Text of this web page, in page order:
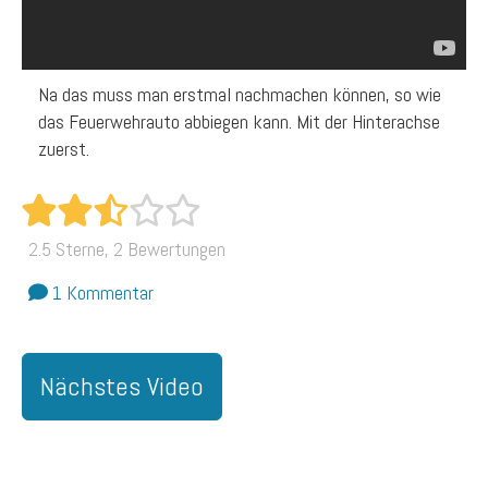
Na das muss man erstmal nachmachen können, so wie
das Feuerwehrauto abbiegen kann. Mit der Hinterachse
zuerst.
2.5 Sterne, 2 Bewertungen
1 Kommentar
Nächstes Video